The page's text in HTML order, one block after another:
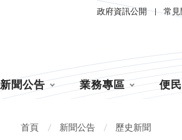
政府資訊公開 常見
新聞公告 業務專區 便
首頁 新聞公告 歷史新聞